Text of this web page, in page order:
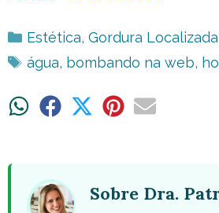
Categorias
Estética, Gordura Localizada
Tags
água, bombando na web,
ShareShare ShareShareShare
Sobre Dra.